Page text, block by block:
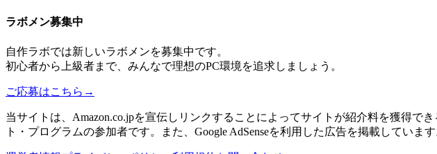
ラボメン募集中
自作ラボでは新しいラボメンを募集中です。
初心者から上級者まで、みんなで理想のPC環境を追求しましょう。
ご応募はこちら →
当サイトは、Amazon.co.jpを宣伝しリンクすることによってサイトが紹介料を獲得で
ト・プログラムの参加者です。また、Google AdSenseを利用した広告を掲載していま